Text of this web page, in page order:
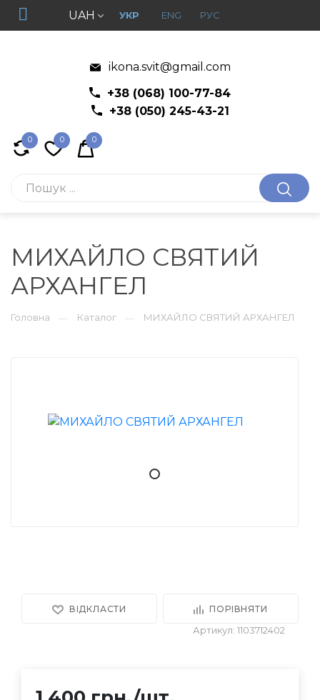
UAH УКР ENG РУС
ikona.svit@gmail.com
+38 (068) 100-77-84
+38 (050) 245-43-21
0 0 0
МИХАЙЛО СВЯТИЙ
АРХАНГЕЛ
Головна — Каталог — МИХАЙЛО СВЯТИЙ АРХАНГЕЛ
ВІДКЛАСТИ ПОРІВНЯТИ
Артикул: 1103712402